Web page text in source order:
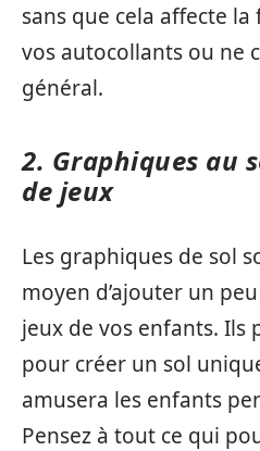
sans que cela affecte
vos autocollants ou ne
général.
2. Graphiques au
de jeux
Les graphiques de sol
moyen d’ajouter un
jeux de vos enfants. Ils
pour créer un sol
amusera les enfants
Pensez à tout ce qui